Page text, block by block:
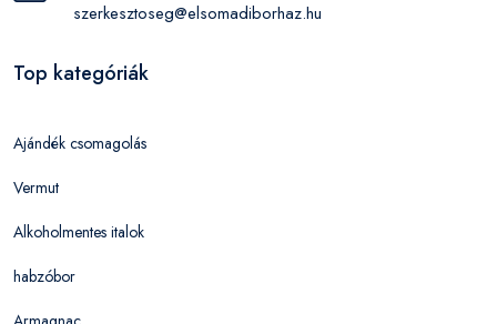
szerkesztoseg@elsomadiborhaz.hu
Top kategóriák
Ajándék csomagolás
Vermut
Alkoholmentes italok
habzóbor